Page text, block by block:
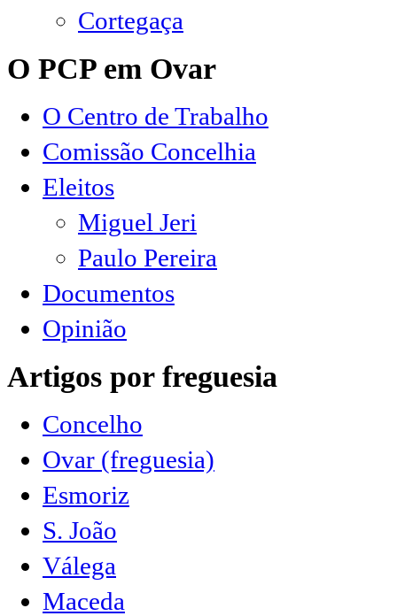
Cortegaça
O PCP em Ovar
O Centro de Trabalho
Comissão Concelhia
Eleitos
Miguel Jeri
Paulo Pereira
Documentos
Opinião
Artigos por freguesia
Concelho
Ovar (freguesia)
Esmoriz
S. João
Válega
Maceda